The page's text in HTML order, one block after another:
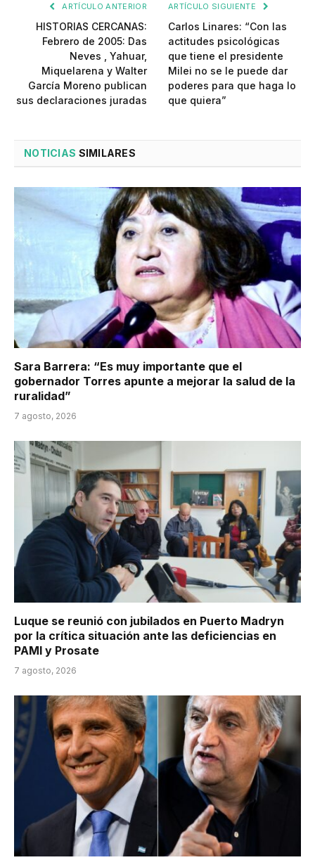
ARTÍCULO ANTERIOR
HISTORIAS CERCANAS:
Febrero de 2005: Das
Neves , Yahuar,
Miquelarena y Walter
García Moreno publican
sus declaraciones juradas
ARTÍCULO SIGUIENTE
Carlos Linares: “Con las
actitudes psicológicas
que tiene el presidente
Milei no se le puede dar
poderes para que haga lo
que quiera”
NOTICIAS SIMILARES
Sara Barrera: “Es muy importante que el
gobernador Torres apunte a mejorar la salud de la
ruralidad”
7 agosto, 2026
Luque se reunió con jubilados en Puerto Madryn
por la crítica situación ante las deficiencias en
PAMI y Prosate
7 agosto, 2026